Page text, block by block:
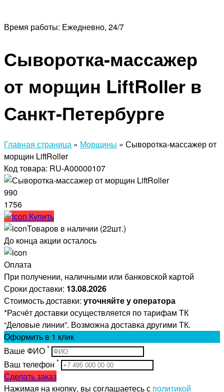
Время работы: Ежедневно, 24/7
Сыворотка-массажер
от морщин LiftRoller в
Санкт-Петербурге
Главная страница » Морщины » Сыворотка-массажер от
морщин LiftRoller
Код товара: RU-A00000107
990
1756
Купить
Товаров в наличии (22шт.)
До конца акции осталось
Оплата
При получении, наличными или банковской картой
Сроки доставки: 13.08.2026
Стоимость доставки: уточняйте у оператора
*Расчёт доставки осуществляется по тарифам ТК
“Деловые линии”. Возможна доставка другими ТК.
Оформить в 1 клик
Ваше ФИО *
Ваш телефон *
Сделать заказ
Нажимая на кнопку, вы соглашаетесь с политикой